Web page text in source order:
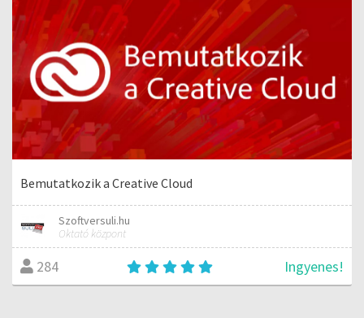
Bemutatkozik a Creative Cloud
Szoftversuli.hu
Oktató központ
284 Ingyenes!